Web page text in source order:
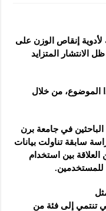
لأدوية إنقاص الوزن على
الانتشار المتزايد
الموضوع، من خلال
في جامعة برن
على مراجعة منهجية لـ 36 دراسة سابقة تناولت بيانات
من العلاقة بين استخدام
للمستخدمين.
تنتمي إلى فئة من